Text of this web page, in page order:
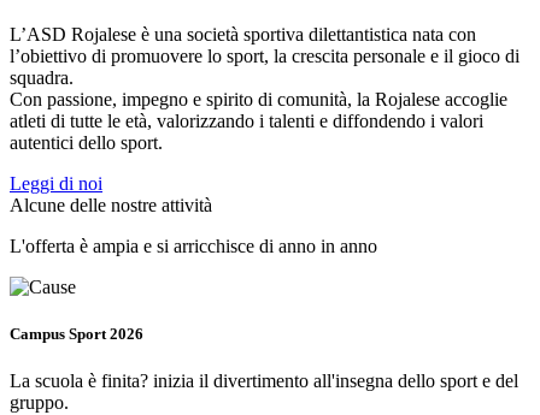
L’ASD Rojalese è una società sportiva dilettantistica nata con
l’obiettivo di promuovere lo sport, la crescita personale e il gioco di
squadra.
Con passione, impegno e spirito di comunità, la Rojalese accoglie
atleti di tutte le età, valorizzando i talenti e diffondendo i valori
autentici dello sport.
Leggi di noi
Alcune delle nostre attività
L'offerta è ampia e si arricchisce di anno in anno
Campus Sport 2026
La scuola è finita? inizia il divertimento all'insegna dello sport e del
gruppo.